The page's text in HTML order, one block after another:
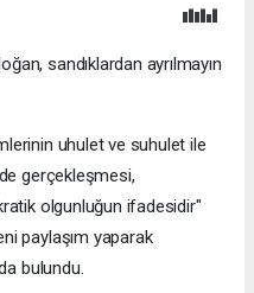
sandıklardan ayrılmayın
uhulet ve suhulet ile
gerçekleşmesi,
olgunluğun ifadesidir"
paylaşım yaparak
bulundu.